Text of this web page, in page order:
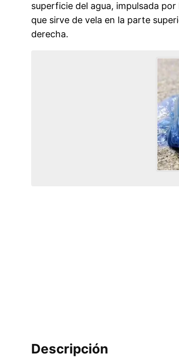
superficie del agua, impulsada
que sirve de vela en la parte
derecha.
Descripción